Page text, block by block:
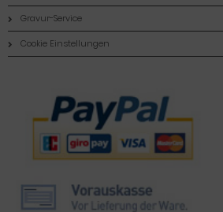
Gravur-Service
Cookie Einstellungen
Zahlungsmethoden